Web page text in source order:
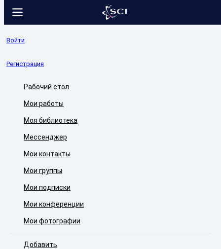
Войти
Регистрация
Рабочий стол
Мои работы
Моя библиотека
Мессенджер
Мои контакты
Мои группы
Мои подписки
Мои конференции
Мои фотографии
Добавить